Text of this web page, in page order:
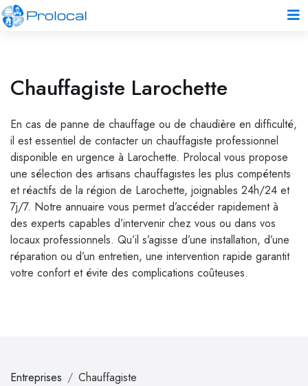
Chauffagiste Larochette
En cas de panne de chauffage ou de chaudière en difficulté,
il est essentiel de contacter un chauffagiste professionnel
disponible en urgence à Larochette. Prolocal vous propose
une sélection des artisans chauffagistes les plus compétents
et réactifs de la région de Larochette, joignables 24h/24 et
7j/7. Notre annuaire vous permet d’accéder rapidement à
des experts capables d’intervenir chez vous ou dans vos
locaux professionnels. Qu’il s’agisse d’une installation, d’une
réparation ou d’un entretien, une intervention rapide garantit
votre confort et évite des complications coûteuses.
Entreprises Chauffagiste